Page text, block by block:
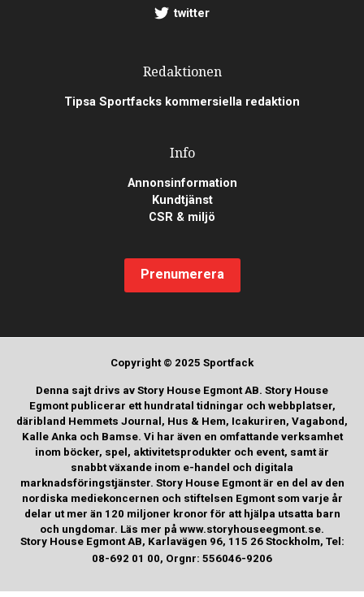
twitter
Redaktionen
Tipsa Sportfacks kommersiella redaktion
Info
Annonsinformation
Kundtjänst
CSR & miljö
Prenumerera
Copyright © 2025 Sportfack
Denna sajt drivs av Story House Egmont AB. Story House
Egmont publicerar ett hundratal tidningar och webbplatser,
däribland Hemmets Journal, Hus & Hem, Icakuriren, Vagabond,
Kalle Anka och Bamse. Vi har även en omfattande verksamhet
inom böcker, spel, aktivitetsprodukter och event, samt är
snabbt växande inom e-handel och digitala
marknadsföringstjänster. Story House Egmont är en del av den
nordiska mediekoncernen och stiftelsen Egmont som varje år
delar ut mer än 120 miljoner kronor för att hjälpa utsatta barn
och ungdomar. Läs mer på www.storyhouseegmont.se.
Story House Egmont AB, Karlavägen 96, 115 26 Stockholm, Tel:
08-692 01 00, Orgnr: 556046-9206